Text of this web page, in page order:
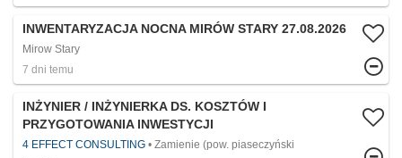
INWENTARYZACJA NOCNA MIRÓW STARY 27.08.2026​
Mirow Stary
7 dni temu
INŻYNIER / INŻYNIERKA DS. KOSZTÓW I
PRZYGOTOWANIA INWESTYCJI
4 EFFECT CONSULTING
Zamienie (pow. piaseczyński